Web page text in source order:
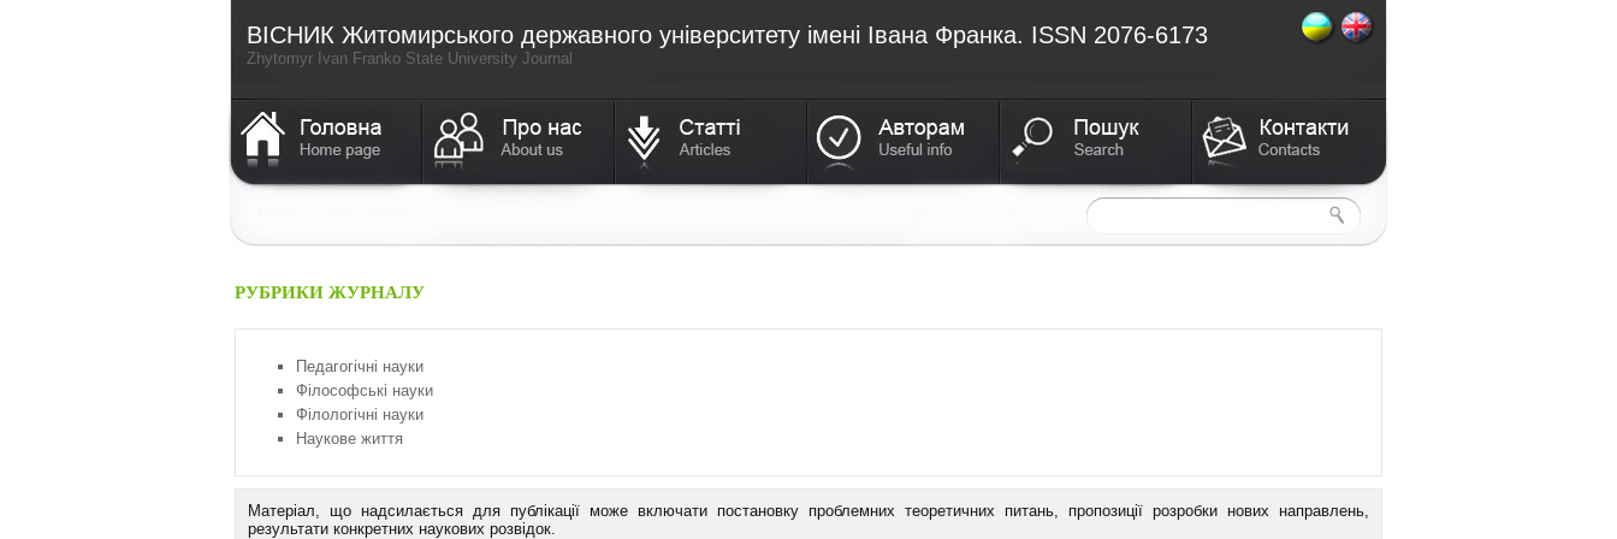
ВICНИК Житомирського державного університету імені Івана Франка. ISSN 2076-6173
Zhytomyr Ivan Franko State University Journal
РУБРИКИ ЖУРНАЛУ
Педагогічні науки
Філософські науки
Філологічні науки
Наукове життя
Матеріал, що надсилається для публікації може включати постановку проблемних теоретичних питань, пропозиції розробки нових направлень,
результати конкретних наукових розвідок.